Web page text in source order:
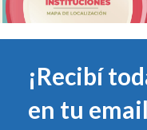
¡Recibí
en tu